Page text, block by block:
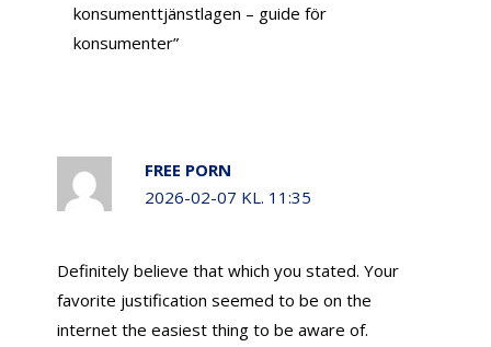
konsumenttjänstlagen – guide för
konsumenter”
FREE PORN
2026-02-07 KL. 11:35
Definitely believe that which you stated. Your
favorite justification seemed to be on the
internet the easiest thing to be aware of.